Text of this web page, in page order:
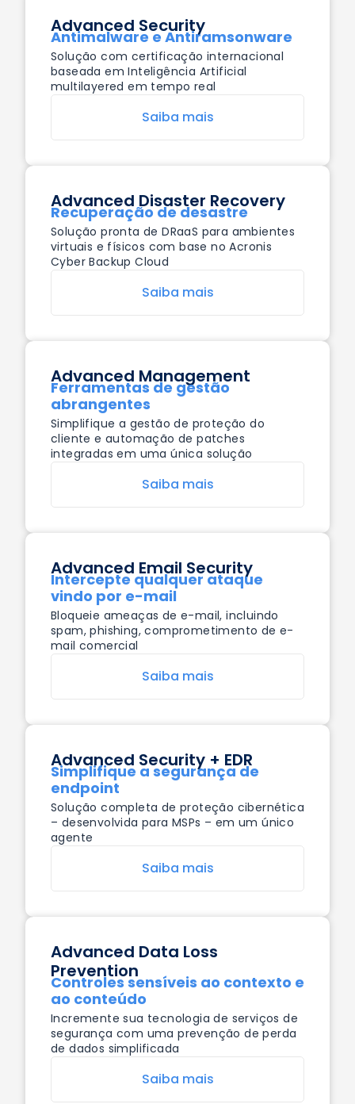
Advanced Security
Antimalware e Antiramsonware
Solução com certificação internacional
baseada em Inteligência Artificial
multilayered em tempo real
Saiba mais
Advanced Disaster Recovery
Recuperação de desastre
Solução pronta de DRaaS para ambientes
virtuais e físicos com base no Acronis
Cyber Backup Cloud
Saiba mais
Advanced Management
Ferramentas de gestão
abrangentes
Simplifique a gestão de proteção do
cliente e automação de patches
integradas em uma única solução
Saiba mais
Advanced Email Security
Intercepte qualquer ataque
vindo por e-mail
Bloqueie ameaças de e-mail, incluindo
spam, phishing, comprometimento de e-
mail comercial
Saiba mais
Advanced Security + EDR
Simplifique a segurança de
endpoint
Solução completa de proteção cibernética
– desenvolvida para MSPs – em um único
agente
Saiba mais
Advanced Data Loss
Prevention
Controles sensíveis ao contexto e
ao conteúdo
Incremente sua tecnologia de serviços de
segurança com uma prevenção de perda
de dados simplificada
Saiba mais